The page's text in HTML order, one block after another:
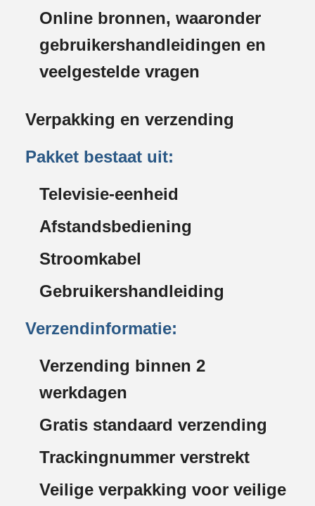
Online bronnen, waaronder
gebruikershandleidingen en
veelgestelde vragen
Verpakking en verzending
Pakket bestaat uit:
Televisie-eenheid
Afstandsbediening
Stroomkabel
Gebruikershandleiding
Verzendinformatie:
Verzending binnen 2
werkdagen
Gratis standaard verzending
Trackingnummer verstrekt
Veilige verpakking voor veilige